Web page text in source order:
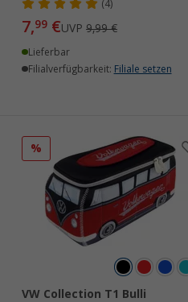
(4)
7,99 €UVP9,99 €
Lieferbar
Filialverfügbarkeit: Filiale setzen
%
VW Collection T1 Bulli